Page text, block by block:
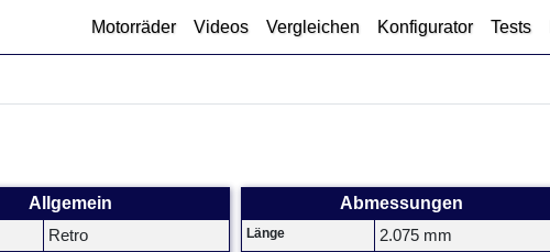
Motorräder Videos Vergleichen Konfigurator Tests
Allgemein
Retro
Abmessungen
Länge 2.075 mm